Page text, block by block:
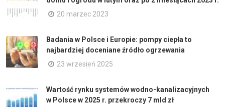
20 marzec 2023
Badania w Polsce i Europie: pompy ciepła to
najbardziej doceniane źródło ogrzewania
23 wrzesień 2025
Wartość rynku systemów wodno-kanalizacyjnych
w Polsce w 2025 r. przekroczy 7 mld zł